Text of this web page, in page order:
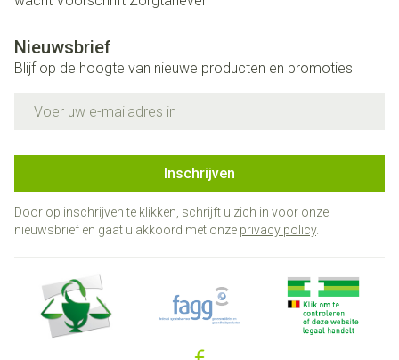
Nieuwsbrief
Blijf op de hoogte van nieuwe producten en promoties
Inschrijven
Door op inschrijven te klikken, schrijft u zich in voor onze
nieuwsbrief en gaat u akkoord met onze privacy policy.